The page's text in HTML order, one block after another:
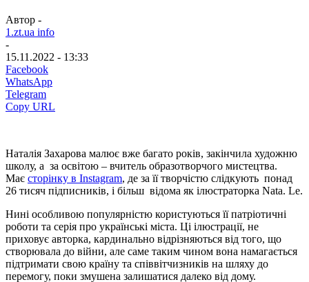
Автор -
1.zt.ua info
-
15.11.2022 - 13:33
Facebook
WhatsApp
Telegram
Copy URL
Наталія Захарова малює вже багато років, закінчила художню
школу, а за освітою – вчитель образотворчого мистецтва.
Має сторінку в Instagram, де за її творчістю слідкують понад
26 тисяч підписників, і більш відома як ілюстраторка Nata. Le.
Нині особливою популярністю користуються її патріотичні
роботи та серія про українські міста. Ці ілюстрації, не
приховує авторка, кардинально відрізняються від того, що
створювала до війни, але саме таким чином вона намагається
підтримати свою країну та співвітчизників на шляху до
перемогу, поки змушена залишатися далеко від дому.